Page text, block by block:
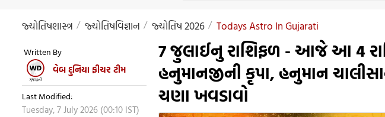
જ્યોતિષશાસ્ત્ર જ્યોતિષવિજ્ઞાન જ્યોતિષ 2026 Todays Astro In Gujarati
Written By
વેબ દુનિયા ફીચર ટીમ
Last Modified:
Tuesday, 7 July 2026 (00:10 IST)
7 જુલાઈનુ રાશિફળ - આજે આ 4
હનુમાનજીની કૃપા, હનુમાન
ચણા ખવડાવો